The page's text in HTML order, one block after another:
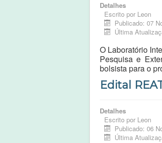
Detalhes
Escrito por Leon
Publicado: 07
Última
O Laboratório
Pesquisa e
bolsista para o
Edital
Detalhes
Escrito por Leon
Publicado: 06
Última